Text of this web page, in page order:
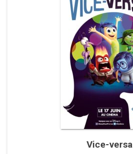
Vice-versa